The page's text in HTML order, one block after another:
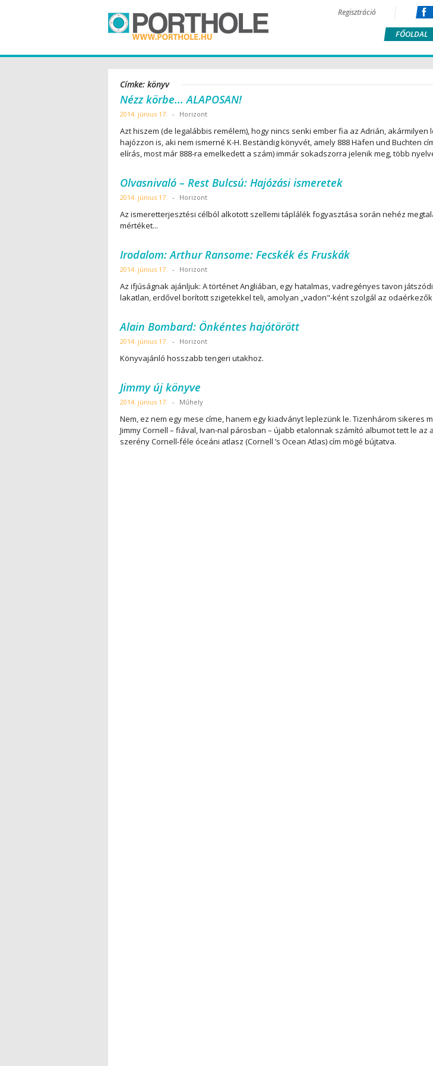
Regisztráció
FŐOLDAL
Címke: könyv
Nézz körbe... ALAPOSAN!
2014. június 17. - Horizont
Azt hiszem (de legalábbis remélem), hogy nincs senki ember fia az Adrián, akármilyen
hajózzon is, aki nem ismerné K-H. Beständig könyvét, amely 888 Häfen und Buchten
elírás, most már 888-ra emelkedett a szám) immár sokadszorra jelenik meg, több
Olvasnivaló – Rest Bulcsú: Hajózási ismeretek
2014. június 17. - Horizont
Az ismeretterjesztési célból alkotott szellemi táplálék fogyasztása során nehéz
mértéket...
Irodalom: Arthur Ransome: Fecskék és Fruskák
2014. június 17. - Horizont
Az ifjúságnak ajánljuk: A történet Angliában, egy hatalmas, vadregényes tavon
lakatlan, erdővel borított szigetekkel teli, amolyan „vadon"-ként szolgál az
Alain Bombard: Önkéntes hajótörött
2014. június 17. - Horizont
Könyvajánló hosszabb tengeri utakhoz.
Jimmy új könyve
2014. június 17. - Műhely
Nem, ez nem egy mese címe, hanem egy kiadványt leplezünk le. Tizenhárom sikeres
Jimmy Cornell – fiával, Ivan-nal párosban – újabb etalonnak számító albumot tett le az
szerény Cornell-féle óceáni atlasz (Cornell ’s Ocean Atlas) cím mögé bújtatva.